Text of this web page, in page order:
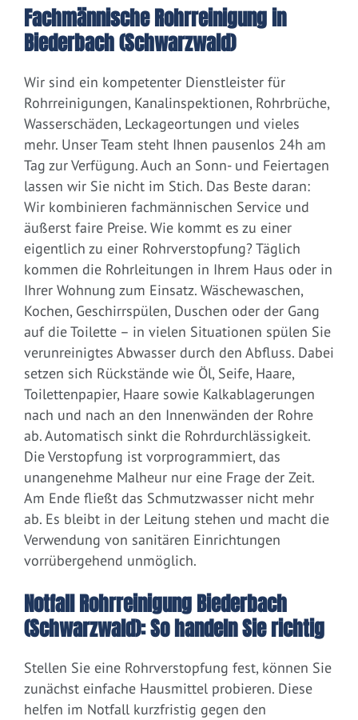
Fachmännische Rohrreinigung in
Biederbach (Schwarzwald)
Wir sind ein kompetenter Dienstleister für
Rohrreinigungen, Kanalinspektionen, Rohrbrüche,
Wasserschäden, Leckageortungen und vieles
mehr. Unser Team steht Ihnen pausenlos 24h am
Tag zur Verfügung. Auch an Sonn- und Feiertagen
lassen wir Sie nicht im Stich. Das Beste daran:
Wir kombinieren fachmännischen Service und
äußerst faire Preise. Wie kommt es zu einer
eigentlich zu einer Rohrverstopfung? Täglich
kommen die Rohrleitungen in Ihrem Haus oder in
Ihrer Wohnung zum Einsatz. Wäschewaschen,
Kochen, Geschirrspülen, Duschen oder der Gang
auf die Toilette – in vielen Situationen spülen Sie
verunreinigtes Abwasser durch den Abfluss. Dabei
setzen sich Rückstände wie Öl, Seife, Haare,
Toilettenpapier, Haare sowie Kalkablagerungen
nach und nach an den Innenwänden der Rohre
ab. Automatisch sinkt die Rohrdurchlässigkeit.
Die Verstopfung ist vorprogrammiert, das
unangenehme Malheur nur eine Frage der Zeit.
Am Ende fließt das Schmutzwasser nicht mehr
ab. Es bleibt in der Leitung stehen und macht die
Verwendung von sanitären Einrichtungen
vorrübergehend unmöglich.
Notfall Rohrreinigung Biederbach
(Schwarzwald): So handeln Sie richtig
Stellen Sie eine Rohrverstopfung fest, können Sie
zunächst einfache Hausmittel probieren. Diese
helfen im Notfall kurzfristig gegen den